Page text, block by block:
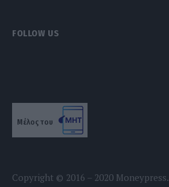
FOLLOW US
Μέλος του
Copyright © 2016 – 2020 Moneypress.